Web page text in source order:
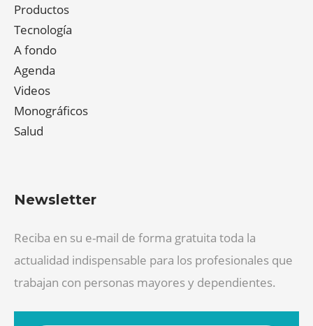
Productos
Tecnología
A fondo
Agenda
Videos
Monográficos
Salud
Newsletter
Reciba en su e-mail de forma gratuita toda la
actualidad indispensable para los profesionales que
trabajan con personas mayores y dependientes.